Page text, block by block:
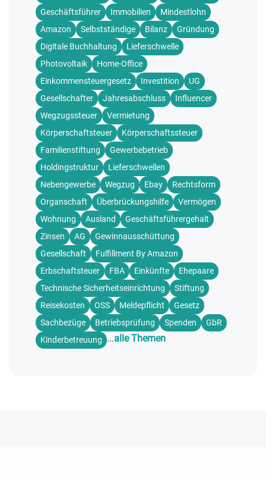
Geschäftsführer
Immobilien
Mindestlohn
Amazon
Selbstständige Bilanz
Gründung
Digitale Buchhaltung
Lieferschwelle
Photovoltaik
Home-Office
Einkommensteuergesetz
Investition
UG
Gesellschafter
Jahresabschluss
Influencer
Wegzugssteuer
Vermietung
Körperschaftsteuer
Körperschaftssteuer
Familienstiftung
Gewerbebetrieb
Holdingstruktur
Lieferschwellen
Nebengewerbe
Wegzug Ebay
Rechtsform
Organschaft
Überbrückungshilfe
Vermögen
Wohnung
Ausland
Geschäftsführergehalt
Zinsen
AG
Gewinnausschüttung
Gesellschaft
Fulfillment By Amazon
Erbschaftsteuer
FBA Einkünfte
Ehepaare
Technische Sicherheitseinrichtung
Stiftung
Reisekosten
OSS Meldepflicht
Gesetz
Sachbezüge
Betriebsprüfung Spenden
GbR
Kinderbetreuung
...alle Themen